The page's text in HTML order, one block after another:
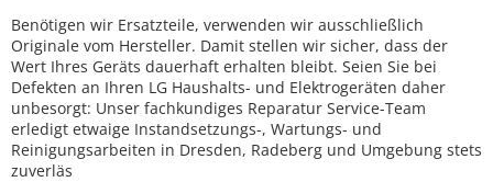
Benötigen wir Ersatzteile, verwenden wir ausschließlich
Originale vom Hersteller. Damit stellen wir sicher, dass der
Wert Ihres Geräts dauerhaft erhalten bleibt. Seien Sie bei
Defekten an Ihren LG Haushalts- und Elektrogeräten daher
unbesorgt: Unser fachkundiges Reparatur Service-Team
erledigt etwaige Instandsetzungs-, Wartungs- und
Reinigungsarbeiten in Dresden, Radeberg und Umgebung stets
zuverläs